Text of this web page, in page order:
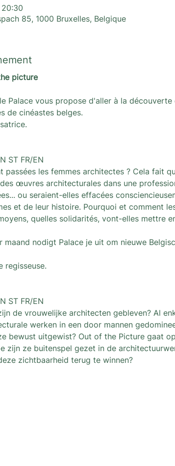
85, 1000 Bruxelles, Belgique
picture
Palace vous propose d'aller à la
de cinéastes belges.
ST FR/EN
passées les femmes architectes ? Cela fait
œuvres architecturales dans une
ou seraient-elles effacées
et de leur histoire. Pourquoi et comment
quelles solidarités, vont-elles
maand nodigt Palace je uit om nieuwe
regisseuse.
ST FR/EN
de vrouwelijke architecten gebleven? Al
werken in een door mannen
bewust uitgewist? Out of the Picture gaat
zijn ze buitenspel gezet in de
zichtbaarheid terug te winnen?